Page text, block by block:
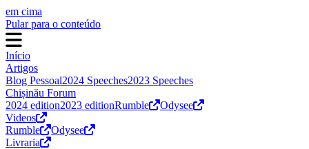
em cima
Pular para o conteúdo
Início
Artigos
Blog Pessoal2024 Speeches2023 Speeches
Chișinău Forum
2024 edition2023 editionRumble
Odysee
Videos
Rumble
Odysee
Livraria